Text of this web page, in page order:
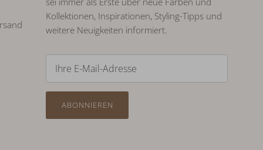
Kollektionen, Inspirationen, Styling-Tipps und
weitere Neuigkeiten informiert.
ABONNIEREN